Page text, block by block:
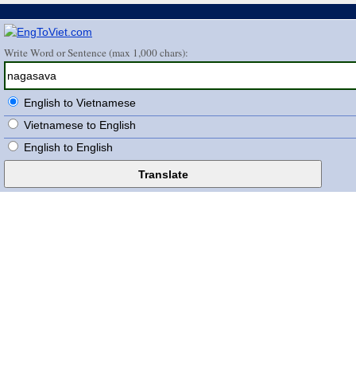
Write Word or Sentence (max 1,000 chars):
English to Vietnamese
Vietnamese to English
English to English